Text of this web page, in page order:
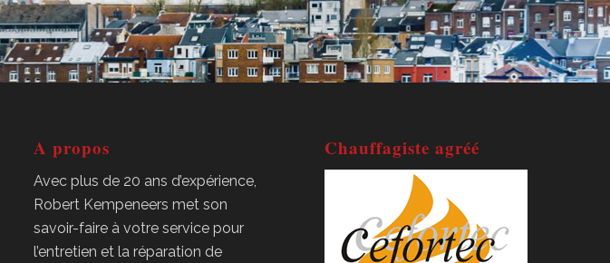
A propos
Avec plus de 20 ans d’expérience,
Robert Kempeneers met son
savoir-faire à votre service pour
l’entretien et la réparation de
Chauffagiste agréé